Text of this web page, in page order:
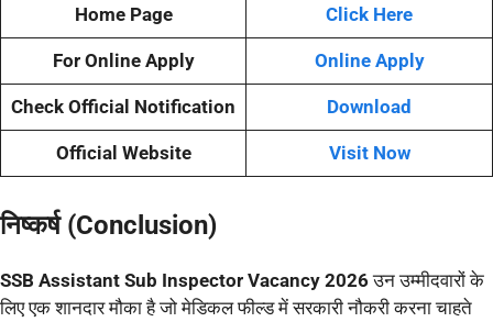
Home Page Click Here
For Online Apply Online Apply
Check Official Notification Download
Official Website Visit Now
निष्कर्ष (Conclusion)
SSB Assistant Sub Inspector Vacancy 2026उन उम्मीदवारों के
लिए एक शानदार मौका है जो मेडिकल फील्ड में सरकारी नौकरी करना चाहते